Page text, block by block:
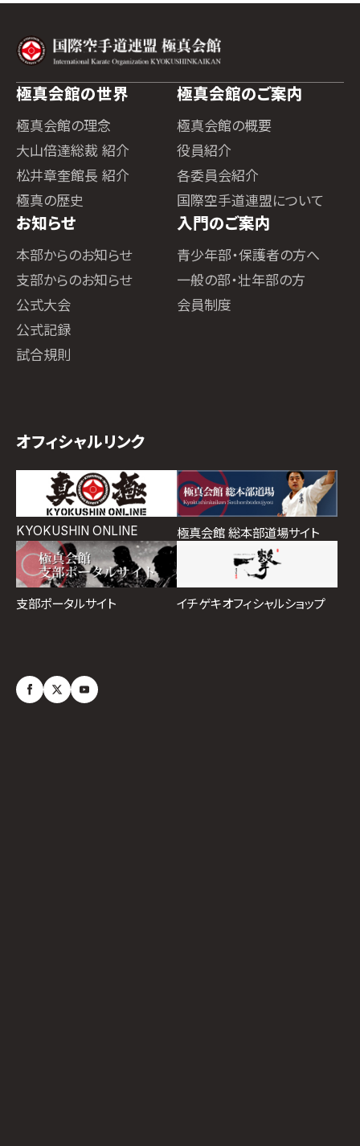
極真会館の世界
極真会館の理念
大山倍達総裁 紹介
松井章奎館長 紹介
極真の歴史
極真会館のご案内
極真会館の概要
役員紹介
各委員会紹介
国際空手道連盟について
お知らせ
本部からのお知らせ
支部からのお知らせ
公式大会
公式記録
試合規則
入門のご案内
青少年部・保護者の方へ
一般の部・壮年部の方
会員制度
オフィシャルリンク
KYOKUSHIN ONLINE 極真会館 総本部道場サイト
支部ポータルサイト イチゲキオフィシャルショップ